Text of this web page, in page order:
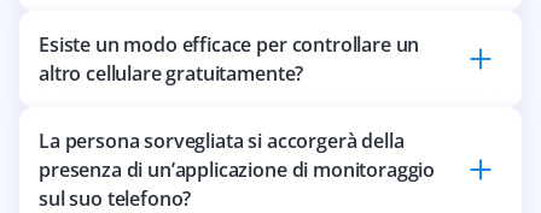
Esiste un modo efficace per controllare un
altro cellulare gratuitamente?
La persona sorvegliata si accorgerà della
presenza di un’applicazione di monitoraggio
sul suo telefono?